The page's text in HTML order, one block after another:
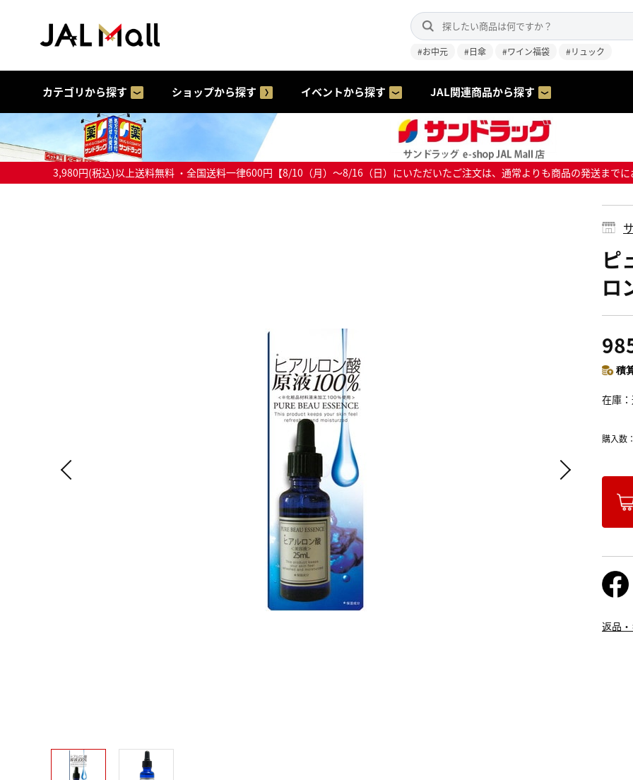
#お中元 #日傘 #ワイン福袋 #リュック
カテゴリから探す ショップから探す イベントから探す JAL関連商品から探す
3,980円(税込)以上送料無料 ・全国送料一律600円【8/10（月）～8/16（日）にいただいたご注文は、通常よりも商品の発送まで
ピ
ロ
積
在庫
購入数
返品